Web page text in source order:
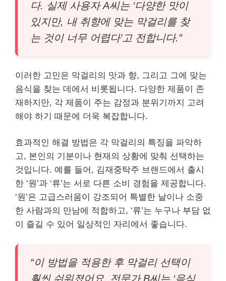
다. 실제 사용자 A씨는 ‘다양한 맛이
있지만, 내 취향에 맞는 막걸리를 찾
는 것이 너무 어렵다’고 전합니다.”
이러한 고민은 막걸리의 맛과 향, 그리고 그에 맞는
음식을 찾는 데에서 비롯됩니다. 다양한 제품이 존
재하지만, 각 제품이 주는 감정과 분위기까지 고려
해야 하기 때문에 더욱 복잡합니다.
효과적인 해결 방법은 각 막걸리의 특징을 파악하
고, 본인의 기분이나 현재의 상황에 맞춰 선택하는
것입니다. 예를 들어, 김재중탁주 브랜드에서 출시
한 ‘원’과 ‘류’는 서로 다른 소비 경험을 제공합니다.
‘원’은 고급스러움이 강조되어 특별한 날이나 소중
한 사람과의 만남에 적합하고, ‘류’는 누구나 부담 없
이 즐길 수 있어 일상적인 자리에서 좋습니다.
“이 방법을 적용한 후 막걸리 선택이
훨씬 쉬워졌어요. 전문가 B씨는 ‘음식